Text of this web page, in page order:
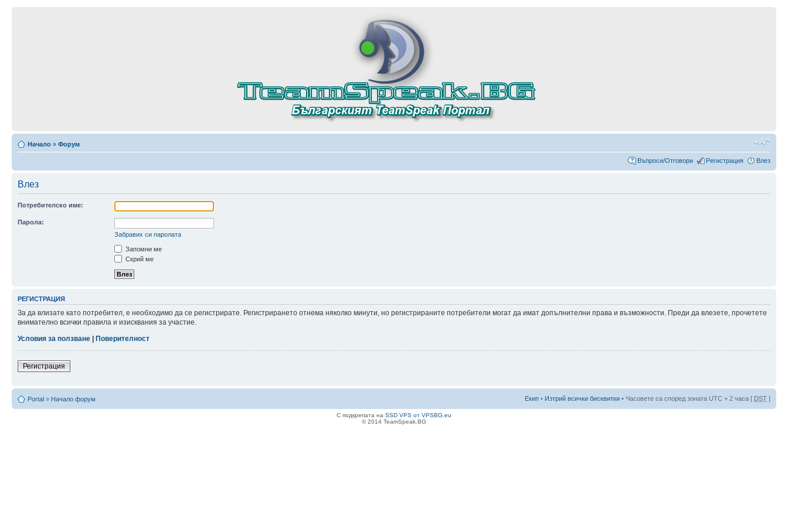
Начало » Форум
Въпроси/Отговори Регистрация Влез
Влез
Потребителско име:
Парола:
Забравих си паролата
Запомни ме
Скрий ме
РЕГИСТРАЦИЯ
За да влизате като потребител, е необходимо да се регистрирате. Регистрирането отнема няколко минути, но регистрираните потребители могат да имат допълнителни права и възможности. Преди да влезете, прочетете
внимателно всички правила и изисквания за участие.
Условия за ползване | Поверителност
Регистрация
Portal » Начало форум Екип • Изтрий всички бисквитки • Часовете са според зоната UTC + 2 часа [ DST ]
С подкрепата на SSD VPS от VPSBG.eu
© 2014 TeamSpeak.BG